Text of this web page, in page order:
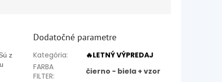
z
Dodatočné parametre
Kategória:
🔥LETNÝ VÝPREDAJ
FARBA
FILTER: čierno - biela + vzor